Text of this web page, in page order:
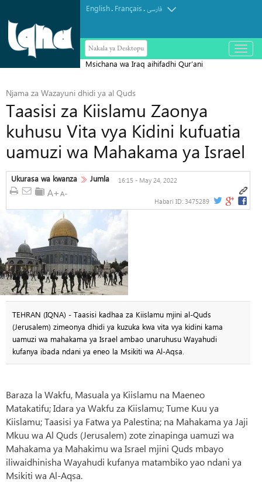
English. Français.فارسی
Nakala ya Desktopu
باز
و
Msichana wa Iraq aihifadhi Qur’ani
Njama za Wazayuni dhidi ya al Quds
Taasisi za Kiislamu Zaonya
kuhusu Vita vya Kidini kufuatia
uamuzi wa Mahakama ya Israel
Ukurasa wa kwanza Jumla 16:15 - May 24, 2022
Habari ID: 3475289
TEHRAN (IQNA) - Taasisi kadhaa za Kiislamu mjini al-Quds
(Jerusalem) zimeonya dhidi ya kuzuka kwa vita vya kidini kama
uamuzi wa mahakama ya Israel ambao unaruhusu Wayahudi
kufanya ibada ndani ya eneo la Msikiti wa Al-Aqsa.
Baraza la Wakfu, Masuala ya Kiislamu na Maeneo
Matakatifu; Idara ya Wakfu za Kiislamu; Tume Kuu ya
Kiislamu; Taasisi ya Fatwa ya Palestina; na Mahakama ya Jaji
Mkuu wa Al Quds (Jerusalem) zote zinapinga uamuzi wa
Mahakama ya Mahakimu wa Israel mjini Quds mbayo
iliwaidhinisha Wayahudi kufanya matambiko yao ndani ya
Msikiti wa Al-Aqsa.